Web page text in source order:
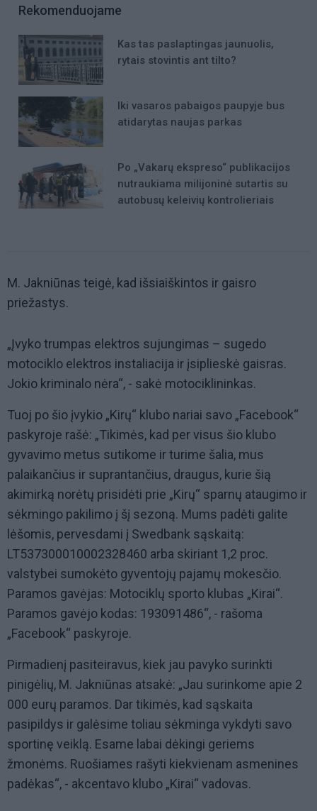
Rekomenduojame
Kas tas paslaptingas jaunuolis,
rytais stovintis ant tilto?
Iki vasaros pabaigos paupyje bus
atidarytas naujas parkas
Po „Vakarų ekspreso“ publikacijos
nutraukiama milijoninė sutartis su
autobusų keleivių kontrolieriais
M. Jakniūnas teigė, kad išsiaiškintos ir gaisro
priežastys.
„Įvyko trumpas elektros sujungimas – sugedo
motociklo elektros instaliacija ir įsiplieskė gaisras.
Jokio kriminalo nėra“, - sakė motociklininkas.
Tuoj po šio įvykio „Kirų“ klubo nariai savo „Facebook“
paskyroje rašė: „Tikimės, kad per visus šio klubo
gyvavimo metus sutikome ir turime šalia, mus
palaikančius ir suprantančius, draugus, kurie šią
akimirką norėtų prisidėti prie „Kirų“ sparnų ataugimo ir
sėkmingo pakilimo į šį sezoną. Mums padėti galite
lėšomis, pervesdami į Swedbank sąskaitą:
LT537300010002328460 arba skiriant 1,2 proc.
valstybei sumokėto gyventojų pajamų mokesčio.
Paramos gavėjas: Motociklų sporto klubas „Kirai“.
Paramos gavėjo kodas: 193091486“, - rašoma
„Facebook“ paskyroje.
Pirmadienį pasiteiravus, kiek jau pavyko surinkti
pinigėlių, M. Jakniūnas atsakė: „Jau surinkome apie 2
000 eurų paramos. Dar tikimės, kad sąskaita
pasipildys ir galėsime toliau sėkminga vykdyti savo
sportinę veiklą. Esame labai dėkingi geriems
žmonėms. Ruošiames rašyti kiekvienam asmenines
padėkas“, - akcentavo klubo „Kirai“ vadovas.